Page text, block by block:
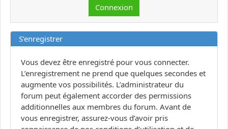
S’enregistrer
Vous devez être enregistré pour vous connecter.
L’enregistrement ne prend que quelques secondes et
augmente vos possibilités. L’administrateur du
forum peut également accorder des permissions
additionnelles aux membres du forum. Avant de
vous enregistrer, assurez-vous d’avoir pris